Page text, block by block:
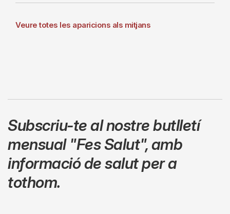
Veure totes les aparicions als mitjans
Subscriu-te al nostre butlletí
mensual "Fes Salut",amb
informació de salut per a
tothom.